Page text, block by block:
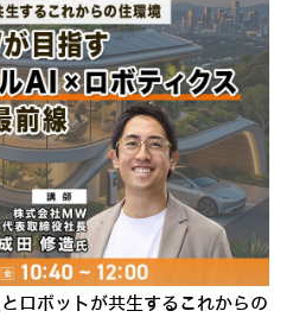
ロボットが共生するこれからの